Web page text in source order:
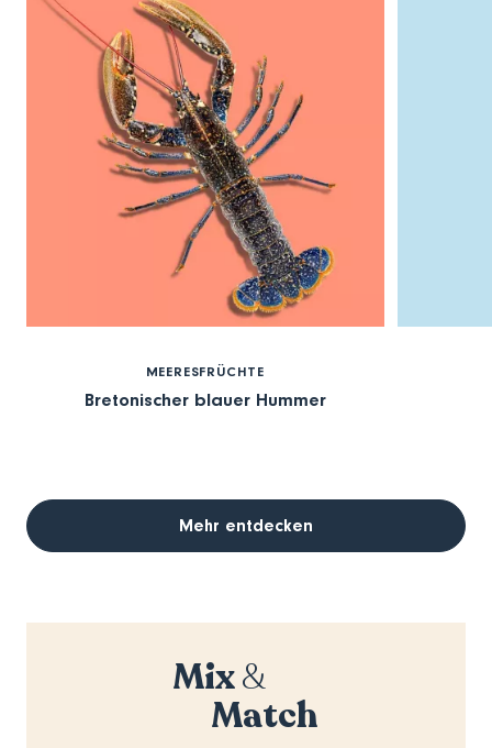
MEERESFRÜCHTE
Bretonischer blauer Hummer
Mehr entdecken
Mix&
Match